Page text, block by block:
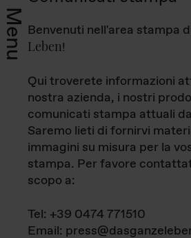
Menu Benvenuti nell'area stampa
Leben!
Qui troverete informazioni
nostra azienda, i nostri
comunicati stampa attuali
Saremo lieti di fornirvi
immagini su misura per la
stampa. Per favore
scopo a:
Tel: +39 0474 771510
Email: